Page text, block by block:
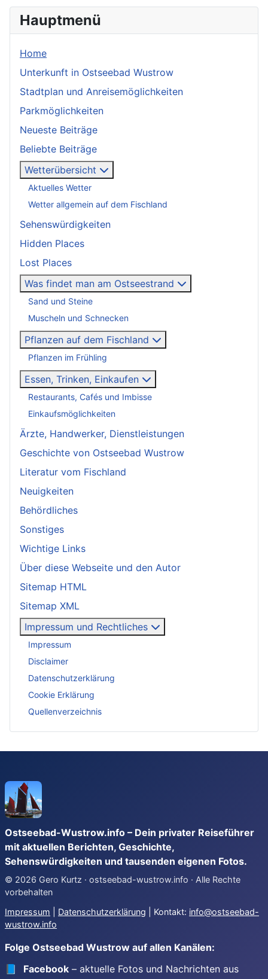
Hauptmenü
Home
Unterkunft in Ostseebad Wustrow
Stadtplan und Anreisemöglichkeiten
Parkmöglichkeiten
Neueste Beiträge
Beliebte Beiträge
Wetterübersicht
Aktuelles Wetter
Wetter allgemein auf dem Fischland
Sehenswürdigkeiten
Hidden Places
Lost Places
Was findet man am Ostseestrand
Sand und Steine
Muscheln und Schnecken
Pflanzen auf dem Fischland
Pflanzen im Frühling
Essen, Trinken, Einkaufen
Restaurants, Cafés und Imbisse
Einkaufsmöglichkeiten
Ärzte, Handwerker, Dienstleistungen
Geschichte von Ostseebad Wustrow
Literatur vom Fischland
Neuigkeiten
Behördliches
Sonstiges
Wichtige Links
Über diese Webseite und den Autor
Sitemap HTML
Sitemap XML
Impressum und Rechtliches
Impressum
Disclaimer
Datenschutzerklärung
Cookie Erklärung
Quellenverzeichnis
Ostseebad-Wustrow.info – Dein privater Reiseführer
mit aktuellen Berichten, Geschichte,
Sehenswürdigkeiten und tausenden eigenen Fotos.
© 2026 Gero Kurtz · ostseebad-wustrow.info · Alle Rechte
vorbehalten
Impressum
Datenschutzerklärung | Kontakt: info@ostseebad-
wustrow.info
Folge Ostseebad Wustrow auf allen Kanälen:
📘
Facebook – aktuelle Fotos und Nachrichten aus